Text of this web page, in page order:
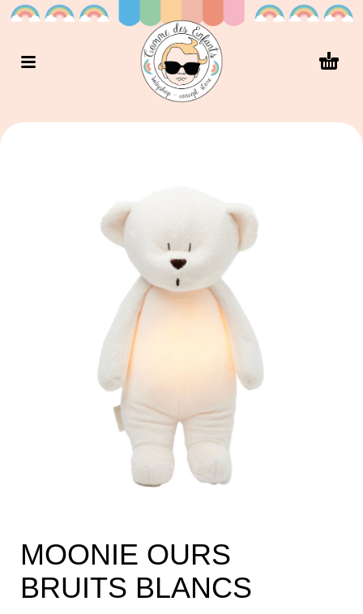
MOONIE OURS
BRUITS BLANCS